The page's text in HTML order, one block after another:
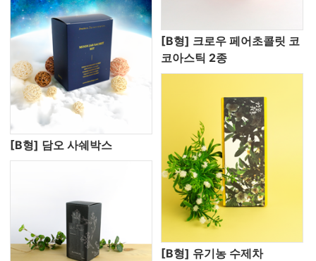
[B형] 담오 사쉐박스
[B형] 크로우 페어초콜릿 코
코아스틱 2종
[B형] 유기농 수제차